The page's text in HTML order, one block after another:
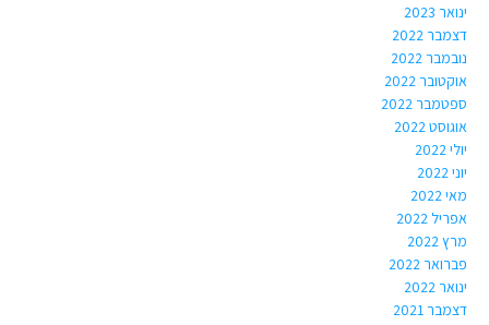
ינואר 2023
דצמבר 2022
נובמבר 2022
אוקטובר 2022
ספטמבר 2022
אוגוסט 2022
יולי 2022
יוני 2022
מאי 2022
אפריל 2022
מרץ 2022
פברואר 2022
ינואר 2022
דצמבר 2021